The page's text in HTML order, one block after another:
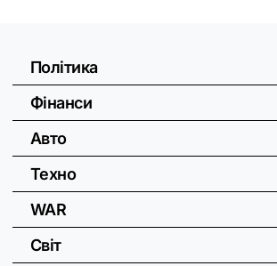
Політика
Фінанси
Авто
Техно
WAR
Світ